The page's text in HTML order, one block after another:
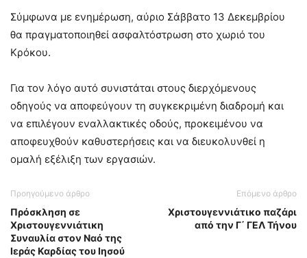
Σύμφωνα με ενημέρωση, αύριο Σάββατο 13 Δεκεμβρίου
θα πραγματοποιηθεί ασφαλτόστρωση στο χωριό του
Κρόκου.
Για τον λόγο αυτό συνιστάται στους διερχόμενους
οδηγούς να αποφεύγουν τη συγκεκριμένη διαδρομή και
να επιλέγουν εναλλακτικές οδούς, προκειμένου να
αποφευχθούν καθυστερήσεις και να διευκολυνθεί η
ομαλή εξέλιξη των εργασιών.
Προηγούμενο άρθρο
Πρόσκληση σε
Χριστουγεννιάτικη
Συναυλία στον Ναό της
Ιεράς Καρδίας του Ιησού
Επόμενο άρθρο
Χριστουγεννιάτικο παζάρι
από την Γ΄ ΓΕΛ Τήνου